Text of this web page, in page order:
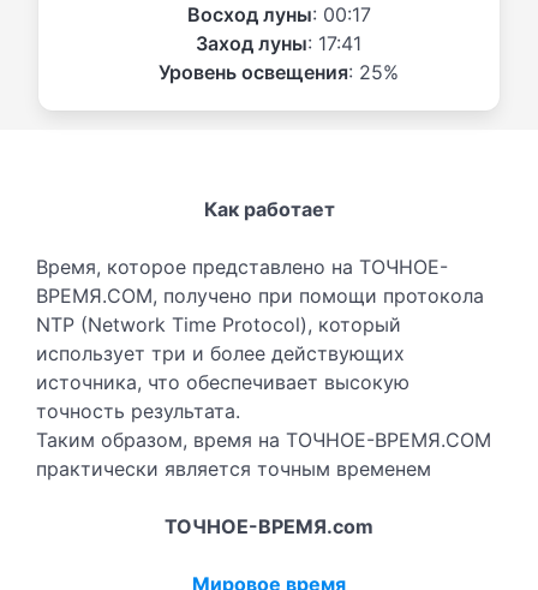
Восход луны: 00:17
Заход луны: 17:41
Уровень освещения: 25%
Как работает
Время, которое представлено на ТОЧНОЕ-
ВРЕМЯ.COM, получено при помощи протокола
NTP (Network Time Protocol), который
использует три и более действующих
источника, что обеспечивает высокую
точность результата.
Таким образом, время на ТОЧНОЕ-ВРЕМЯ.COM
практически является точным временем
ТОЧНОЕ-ВРЕМЯ.com
Мировое время